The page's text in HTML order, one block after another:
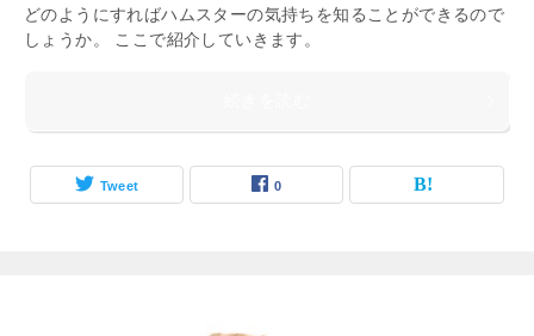
どのようにすればハムスターの気持ちを知ることができるので
しょうか。 ここで紹介していきます。
Tweet 0